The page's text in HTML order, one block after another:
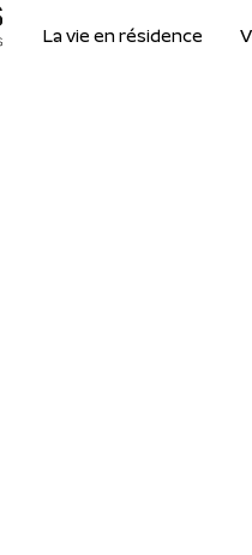
La vie en résidence